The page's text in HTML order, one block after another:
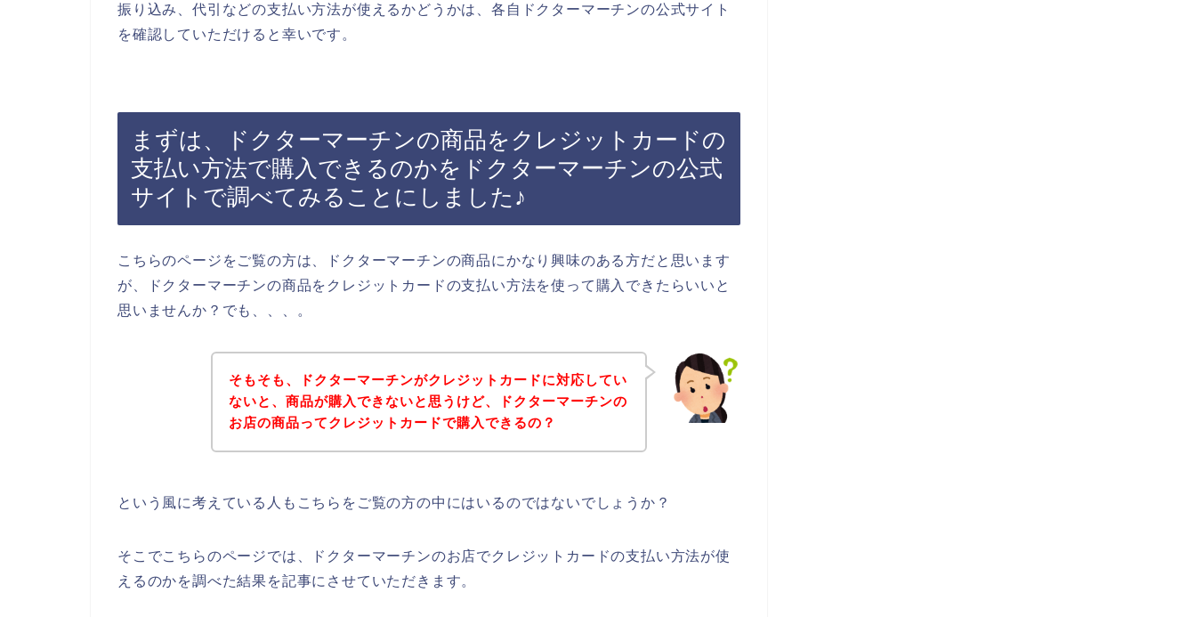
振り込み、代引などの支払い方法が使えるかどうかは、各自ドクターマーチンの公式サイト
を確認していただけると幸いです。
まずは、ドクターマーチンの商品をクレジットカードの
支払い方法で購入できるのかをドクターマーチンの公式
サイトで調べてみることにしました♪
こちらのページをご覧の方は、ドクターマーチンの商品にかなり興味のある方だと思います
が、ドクターマーチンの商品をクレジットカードの支払い方法を使って購入できたらいいと
思いませんか？でも、、、。
そもそも、ドクターマーチンがクレジットカードに対応してい
ないと、商品が購入できないと思うけど、ドクターマーチンの
お店の商品ってクレジットカードで購入できるの？
という風に考えている人もこちらをご覧の方の中にはいるのではないでしょうか？
そこでこちらのページでは、ドクターマーチンのお店でクレジットカードの支払い方法が使
えるのかを調べた結果を記事にさせていただきます。